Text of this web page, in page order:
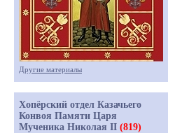
Другие материалы
Хопёрский отдел Казачьего
Конвоя Памяти Царя
Мученика Николая II (819)